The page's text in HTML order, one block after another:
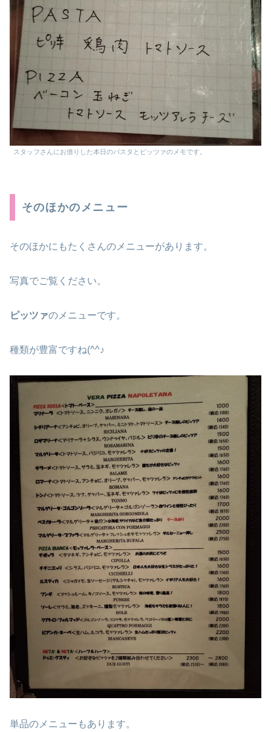
スタッフさんにお借りした本日のパスタとピッツァのメモです。
そのほかのメニュー
そのほかにもたくさんのメニューがあります。
写真でご覧ください。
ピッツァのメニューです。
種類が豊富ですね(^^♪
単品のメニューもあります。